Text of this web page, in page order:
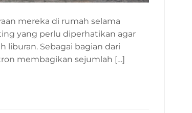
mereka di rumah selama
yang perlu diperhatikan agar
liburan. Sebagai bagian dari
membagikan sejumlah […]